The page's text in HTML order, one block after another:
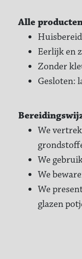
Alle
Huisbereid
Eerlijk en
Zonder
Gesloten:
We
We
We
We
glazen